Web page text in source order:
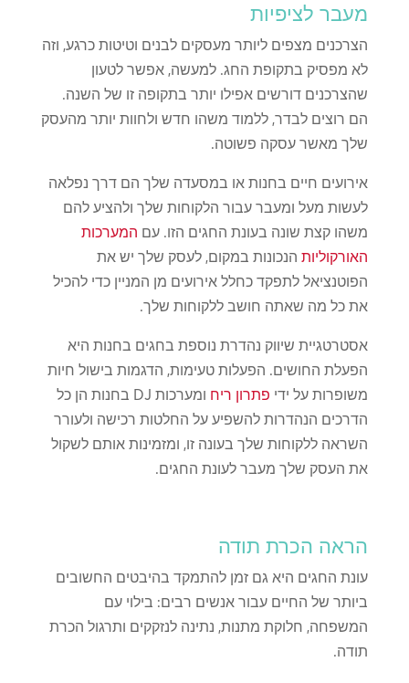
מעבר לציפיות
הצרכנים מצפים ליותר מעסקים לבנים וטיטות כרגע, וזה
לא מפסיק בתקופת החג. למעשה, אפשר לטעון
שהצרכנים דורשים אפילו יותר בתקופה זו של השנה.
הם רוצים לבדר, ללמוד משהו חדש ולחוות יותר מהעסק
שלך מאשר עסקה פשוטה.
אירועים חיים בחנות או במסעדה שלך הם דרך נפלאה
לעשות מעל ומעבר עבור הלקוחות שלך ולהציע להם
משהו קצת שונה בעונת החגים הזו. עם המערכות
האורקוליותהנכונות במקום, לעסק שלך יש את
הפוטנציאל לתפקד כחלל אירועים מן המניין כדי להכיל
את כל מה שאתה חושב ללקוחות שלך.
אסטרטגיית שיווק נהדרת נוספת בחגים בחנות היא
הפעלת החושים. הפעלות טעימות, הדגמות בישול חיות
משופרות על ידי פתרון ריח
ומערכות DJ בחנות הן כל
הדרכים הנהדרות להשפיע על החלטות רכישה ולעורר
השראה ללקוחות שלך בעונה זו, ומזמינות אותם לשקול
את העסק שלך מעבר לעונת החגים.
הראה הכרת תודה
עונת החגים היא גם זמן להתמקד בהיבטים החשובים
ביותר של החיים עבור אנשים רבים: בילוי עם
המשפחה, חלוקת מתנות, נתינה לנזקקים ותרגול הכרת
תודה.